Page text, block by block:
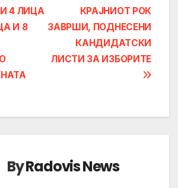
КРАЈНИОТ РОК
ЗАВРШИ, ПОДНЕСЕНИ
КАНДИДАТСКИ
ЛИСТИ ЗА ИЗБОРИТЕ
4 ЛИЦА
И 8
ByRadovis News